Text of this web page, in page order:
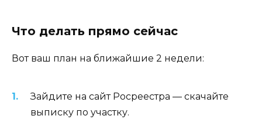
Что делать прямо сейчас
Вот ваш план на ближайшие 2 недели:
Зайдите на сайт Росреестра — скачайте
выписку по участку.